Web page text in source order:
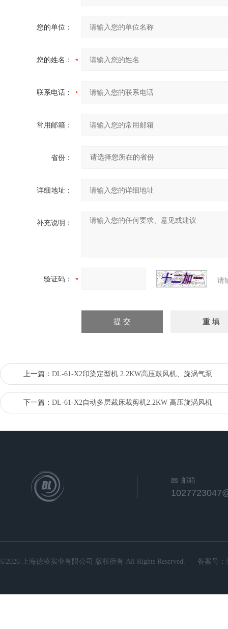
您的单位：
您的姓名：
联系电话：
常用邮箱：
省份：
详细地址：
补充说明：
验证码： 请
上一篇： DL-61-X2印染定型机 2.2KW高压鼓风机、旋涡气泵
下一篇： DL-61-X2自动多层裁床裁剪机2.2KW 高压旋涡风机
邮箱
©2026 上海德凌实业有限公司 版权所有 All Rights Reserved. 备案号：